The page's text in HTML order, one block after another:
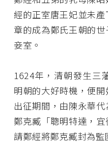
經的正室唐王妃並未
章的成為鄭氏王朝的
妾室。
1624年，清朝發生三
明朝的大好時機，便
出征期間，由陳永華
鄭克臧「聰明特達，宜
請鄭經將鄭克臧封為監